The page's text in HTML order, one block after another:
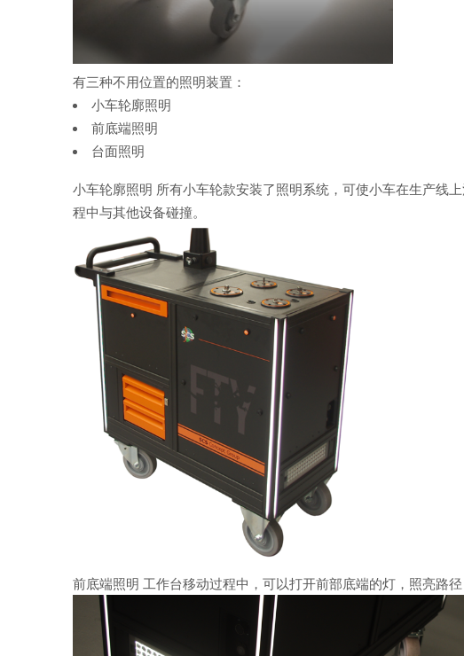
有三种不用位置的照明装置：
小车轮廓照明
前底端照明
台面照明
小车轮廓照明 所有小车轮款安装了照明系统，可使小车在生产线
程中与其他设备碰撞。
前底端照明 工作台移动过程中，可以打开前部底端的灯，照亮路径